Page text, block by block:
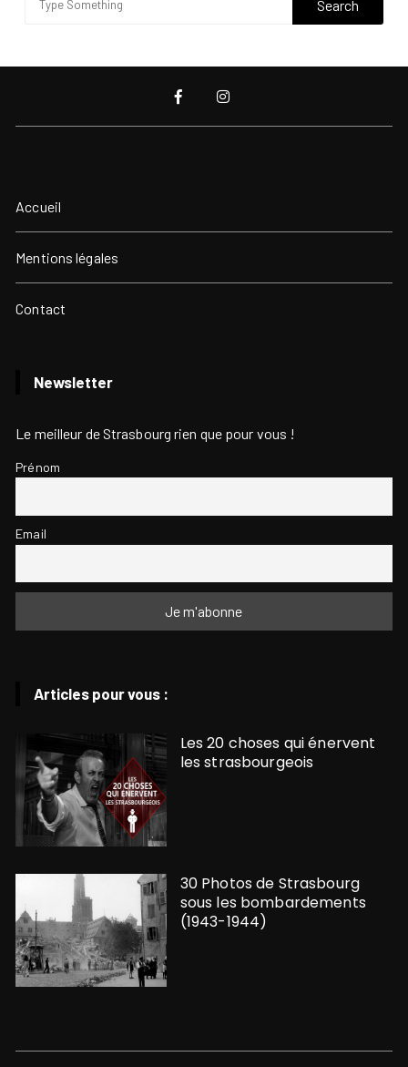
Accueil
Mentions légales
Contact
Newsletter
Le meilleur de Strasbourg rien que pour vous !
Prénom
Email
Articles pour vous :
Les 20 choses qui énervent
les strasbourgeois
30 Photos de Strasbourg
sous les bombardements
(1943-1944)